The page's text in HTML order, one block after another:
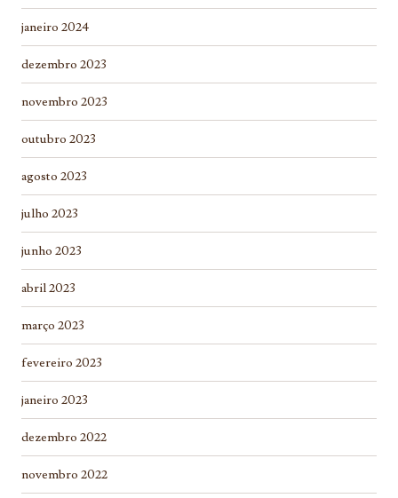
janeiro 2024
dezembro 2023
novembro 2023
outubro 2023
agosto 2023
julho 2023
junho 2023
abril 2023
março 2023
fevereiro 2023
janeiro 2023
dezembro 2022
novembro 2022